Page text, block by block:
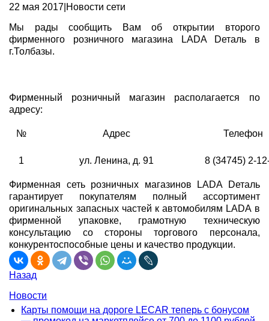
22 мая 2017 Новости сети
Мы рады сообщить Вам об открытии второго
фирменного розничного магазина LADA Dеталь в
г.Толбазы.
Фирменный розничный магазин располагается по
адресу:
№ Адрес Телефон
1 ул. Ленина, д. 91 8 (34745) 2-
Фирменная сеть розничных магазинов LADA Dеталь
гарантирует покупателям полный ассортимент
оригинальных запасных частей к автомобилям LADA в
фирменной упаковке, грамотную техническую
консультацию со стороны торгового персонала,
конкурентоспособные цены и качество продукции.
Назад
Новости
Карты помощи на дороге LECAR теперь с бонусом